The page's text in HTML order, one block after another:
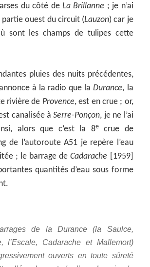
du côté de La Brillanne ; je n’ai
partie ouest du circuit (Lauzon) car je
sont les champs de tulipes cette
pluies des nuits précédentes,
à la radio que laDurance, la
rivière de Provence, est en crue ; or,
canalisée àSerre-Ponçon, je ne l’ai
alors que c’est la 8ecrue de
de l’autoroute A51 je repère l’eau
; le barrage deCadarache [1959]
quantités d’eau sous forme
de la Durance (la Saulce,
l’Escale, Cadarache et Mallemort)
ouverts en toute sûreté